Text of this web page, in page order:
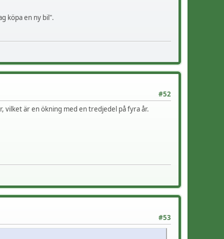
köpa en ny bil".
#52
vilket är en ökning med en tredjedel på fyra år.
#53